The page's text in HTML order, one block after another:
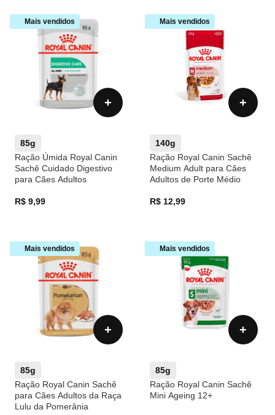
Mais vendidos
+
85g
Ração Úmida Royal Canin
Sachê Cuidado Digestivo
para Cães Adultos
R$ 9,99
Mais vendidos
+
140g
Ração Royal Canin Sachê
Medium Adult para Cães
Adultos de Porte Médio
R$ 12,99
Mais vendidos
+
85g
Ração Royal Canin Sachê
para Cães Adultos da Raça
Lulu da Pomerânia
Mais vendidos
+
85g
Ração Royal Canin Sachê
Mini Ageing 12+